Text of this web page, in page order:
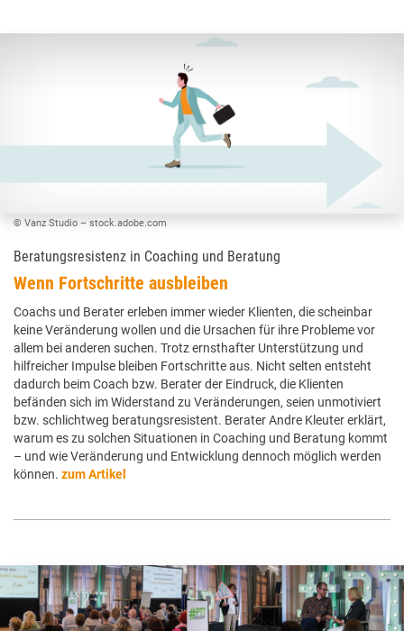
© Vanz Studio – stock.adobe.com
Beratungsresistenz in Coaching und Beratung
Wenn Fortschritte ausbleiben
Coachs und Berater erleben immer wieder Klienten, die scheinbar
keine Veränderung wollen und die Ursachen für ihre Probleme vor
allem bei anderen suchen. Trotz ernsthafter Unterstützung und
hilfreicher Impulse bleiben Fortschritte aus. Nicht selten entsteht
dadurch beim Coach bzw. Berater der Eindruck, die Klienten
befänden sich im Widerstand zu Veränderungen, seien unmotiviert
bzw. schlichtweg beratungsresistent. Berater Andre Kleuter erklärt,
warum es zu solchen Situationen in Coaching und Beratung kommt
– und wie Veränderung und Entwicklung dennoch möglich werden
können. zum Artikel